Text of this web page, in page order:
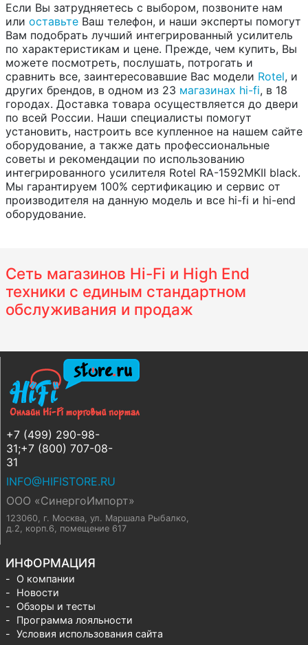
Если Вы затрудняетесь с выбором, позвоните нам
или оставьте Ваш телефон, и наши эксперты помогут
Вам подобрать лучший интегрированный усилитель
по характеристикам и цене. Прежде, чем купить, Вы
можете посмотреть, послушать, потрогать и
сравнить все, заинтересовавшие Вас модели Rotel, и
других брендов, в одном из 23 магазинах hi-fi, в 18
городах. Доставка товара осуществляется до двери
по всей России. Наши специалисты помогут
установить, настроить все купленное на нашем сайте
оборудование, а также дать профессиональные
советы и рекомендации по использованию
интегрированного усилителя Rotel RA-1592MKII black.
Мы гарантируем 100% сертификацию и сервис от
производителя на данную модель и все hi-fi и hi-end
оборудование.
Сеть магазинов Hi-Fi и High End
техники с единым стандартном
обслуживания и продаж
+7 (499) 290-98-
31;+7 (800) 707-08-
31
INFO@HIFISTORE.RU
ООО «СинергоИмпорт»
123060, г. Москва, ул. Маршала Рыбалко,
д.2, корп.6, помещение 617
ИНФОРМАЦИЯ
О компании
Новости
Обзоры и тесты
Программа лояльности
Условия использования сайта